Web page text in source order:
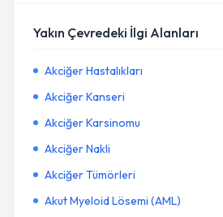
Yakın Çevredeki İlgi Alanları
Akciğer Hastalıkları
Akciğer Kanseri
Akciğer Karsinomu
Akciğer Nakli
Akciğer Tümörleri
Akut Myeloid Lösemi (AML)